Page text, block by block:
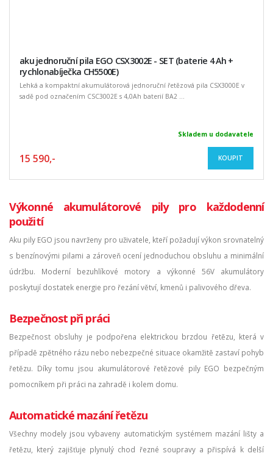
aku jednoruční pila EGO CSX3002E - SET (baterie 4 Ah +
rychlonabíječka CH5500E)
Lehká a kompaktní akumulátorová jednoruční řetězová pila CSX3000E v
sadě pod označením CSC3002E s 4,0Ah baterií BA2 ...
Skladem u dodavatele
15 590,- KOUPIT
Výkonné akumulátorové pily pro každodenní
použití
Aku pily EGO jsou navrženy pro uživatele, kteří požadují výkon srovnatelný
s benzínovými pilami a zároveň ocení jednoduchou obsluhu a minimální
údržbu. Moderní bezuhlíkové motory a výkonné 56V akumulátory
poskytují dostatek energie pro řezání větví, kmenů i palivového dřeva.
Bezpečnost při práci
Bezpečnost obsluhy je podpořena elektrickou brzdou řetězu, která v
případě zpětného rázu nebo nebezpečné situace okamžitě zastaví pohyb
řetězu. Díky tomu jsou akumulátorové řetězové pily EGO bezpečným
pomocníkem při práci na zahradě i kolem domu.
Automatické mazání řetězu
Všechny modely jsou vybaveny automatickým systémem mazání lišty a
řetězu, který zajišťuje plynulý chod řezné soupravy a přispívá k delší